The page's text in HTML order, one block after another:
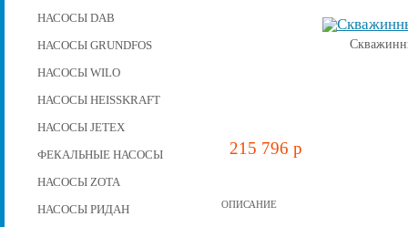
НАСОСЫ DAB
НАСОСЫ GRUNDFOS
НАСОСЫ WILO
НАСОСЫ HEISSKRAFT
НАСОСЫ JETEX
ФЕКАЛЬНЫЕ НАСОСЫ
НАСОСЫ ZOTA
НАСОСЫ РИДАН
215 796 p
ОПИСАНИЕ